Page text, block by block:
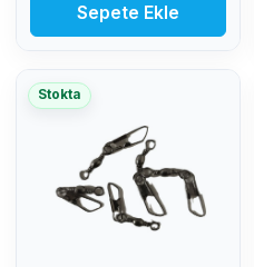
Sepete Ekle
Stokta